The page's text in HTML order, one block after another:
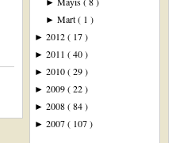
►
►Mart( 1 )
► 2012( 17 )
► 2011 ( 40 )
► 2010( 29 )
► 2009( 22 )
► 2008( 84 )
► 2007( 107 )